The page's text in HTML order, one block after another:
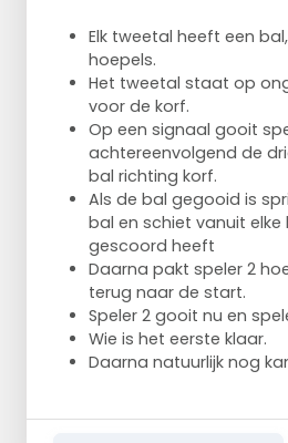
Elk tweetal heeft een
hoepels.
Het tweetal staat op
voor de korf.
Op een signaal gooit
achtereenvolgend de
bal richting korf.
Als de bal gegooid is
bal en schiet vanuit
gescoord heeft
Daarna pakt speler 2
terug naar de start.
Speler 2 gooit nu en
Wie is het eerste klaar.
Daarna natuurlijk nog